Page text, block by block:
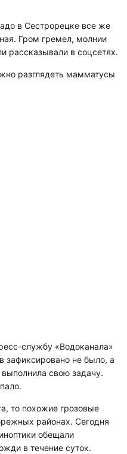
в Сестрорецке все же
Гром гремел, молнии
рассказывали в соцсетях.
разглядеть мамматусы
службу «Водоканала»
зафиксировано не было, а
свою задачу.
то похожие грозовые
районах. Сегодня
обещали
в течение суток.